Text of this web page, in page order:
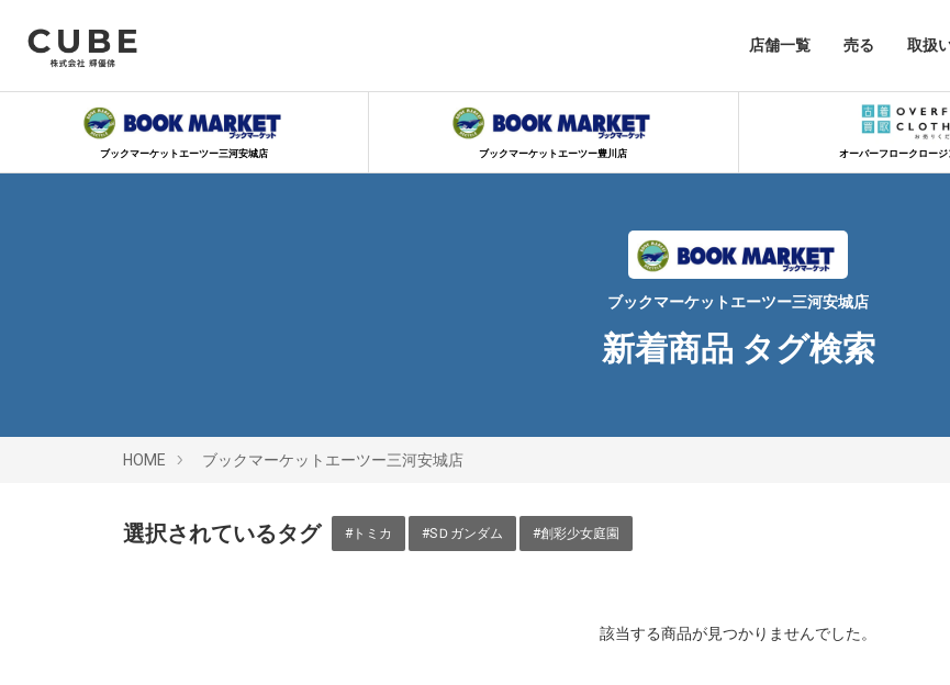
店舗一覧 売る 取扱
ブックマーケットエーツー三河安城店 ブックマーケットエーツー豊川店 オーバーフロークロー
ブックマーケットエーツー三河安城店
新着商品 タグ検索
HOME ブックマーケットエーツー三河安城店
選択されているタグ #トミカ #SＤガンダム #創彩少女庭園
該当する商品が見つかりませんでした。